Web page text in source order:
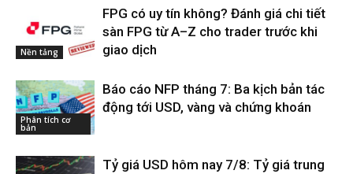
Nền tảng
FPG có uy tín không? Đánh giá chi tiết
sàn FPG từ A–Z cho trader trước khi
giao dịch
Phân tích cơ
bản
Báo cáo NFP tháng 7: Ba kịch bản tác
động tới USD, vàng và chứng khoán
Tỷ giá USD hôm nay 7/8: Tỷ giá trung